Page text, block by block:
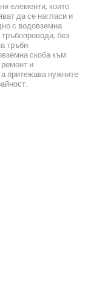
елементи, които
да се нагласи и
с водовземна
без
тръби.
скоба към
и
притежава нужните